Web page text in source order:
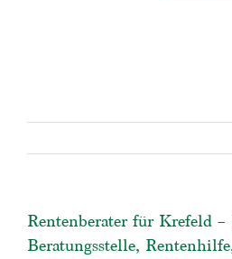
Rentenberater für Krefeld –
Beratungsstelle,